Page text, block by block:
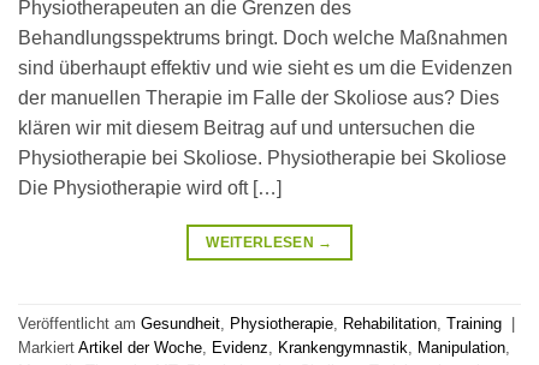
Physiotherapeuten an die Grenzen des
Behandlungsspektrums bringt. Doch welche Maßnahmen
sind überhaupt effektiv und wie sieht es um die Evidenzen
der manuellen Therapie im Falle der Skoliose aus? Dies
klären wir mit diesem Beitrag auf und untersuchen die
Physiotherapie bei Skoliose. Physiotherapie bei Skoliose
Die Physiotherapie wird oft […]
WEITERLESEN →
Veröffentlicht am Gesundheit, Physiotherapie, Rehabilitation, Training
Markiert Artikel der Woche, Evidenz, Krankengymnastik, Manipulation,